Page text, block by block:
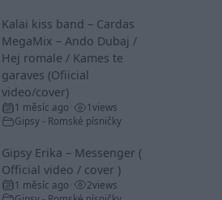
Kalai kiss band – Cardas
MegaMix – Ando Dubaj /
Hej romale / Kames te
garaves (Ofiicial
video/cover)
1 měsíc ago 1views
Gipsy - Romské písničky
Gipsy Erika – Messenger (
Official video / cover )
1 měsíc ago 2views